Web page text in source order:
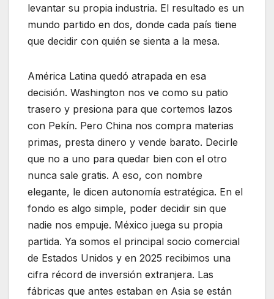
levantar su propia industria. El resultado es un
mundo partido en dos, donde cada país tiene
que decidir con quién se sienta a la mesa.
América Latina quedó atrapada en esa
decisión. Washington nos ve como su patio
trasero y presiona para que cortemos lazos
con Pekín. Pero China nos compra materias
primas, presta dinero y vende barato. Decirle
que no a uno para quedar bien con el otro
nunca sale gratis. A eso, con nombre
elegante, le dicen autonomía estratégica. En el
fondo es algo simple, poder decidir sin que
nadie nos empuje. México juega su propia
partida. Ya somos el principal socio comercial
de Estados Unidos y en 2025 recibimos una
cifra récord de inversión extranjera. Las
fábricas que antes estaban en Asia se están